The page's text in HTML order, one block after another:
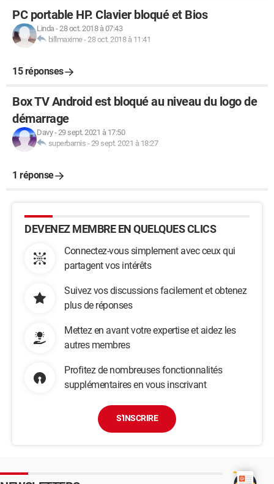
PC portable HP. Clavier bloqué et Bios
Linda-28 oct. 2018 à 07:43
billmaxime-28 oct. 2018 à 11:41
15 réponses
Box TV Android est bloqué au niveau du logo de
démarrage
Davy-29 sept. 2021 à 17:50
superbarnis -29 sept. 2021 à 18:27
1 réponse
DEVENEZ MEMBRE EN QUELQUES CLICS
Connectez-vous simplement avec ceux qui
partagent vos intérêts
Suivez vos discussions facilement et obtenez
plus de réponses
Mettez en avant votre expertise et aidez les
autres membres
Profitez de nombreuses fonctionnalités
supplémentaires en vous inscrivant
S'INSCRIRE